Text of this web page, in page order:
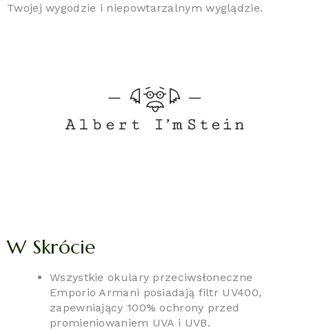
Twojej wygodzie i niepowtarzalnym wyglądzie.
W Skrócie
Wszystkie okulary przeciwsłoneczne
Emporio Armani posiadają filtr UV400,
zapewniający 100% ochrony przed
promieniowaniem UVA i UVB.